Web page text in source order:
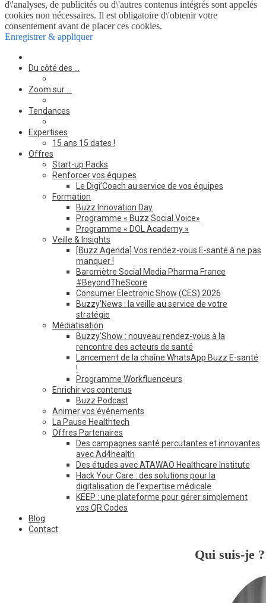
d\'analyses, de publicités ou d\'autres contenus intégrés sont appelés
cookies non nécessaires. Il est obligatoire d\'obtenir votre
consentement avant de placer ces cookies.
Enregistrer & appliquer
Du côté des …
Zoom sur …
Tendances
Expertises
15 ans 15 dates !
Offres
Start-up Packs
Renforcer vos équipes
Le Digi’Coach au service de vos équipes
Formation
Buzz Innovation Day
Programme « Buzz Social Voice»
Programme « DOL Academy »
Veille & Insights
[Buzz Agenda] Vos rendez-vous E-santé à ne pas
manquer !
Baromètre Social Media Pharma France
#BeyondTheScore
Consumer Electronic Show (CES) 2026
Buzzy’News : la veille au service de votre
stratégie
Médiatisation
Buzzy’Show : nouveau rendez-vous à la
rencontre des acteurs de santé
Lancement de la chaîne WhatsApp Buzz E-santé
!
Programme Workfluenceurs
Enrichir vos contenus
Buzz Podcast
Animer vos événements
La Pause Healthtech
Offres Partenaires
Des campagnes santé percutantes et innovantes
avec Ad4health
Des études avec ATAWAO Healthcare Institute
Hack Your Care : des solutions pour la
digitalisation de l’expertise médicale
KEEP : une plateforme pour gérer simplement
vos QR Codes
Blog
Contact
Qui suis-je ?